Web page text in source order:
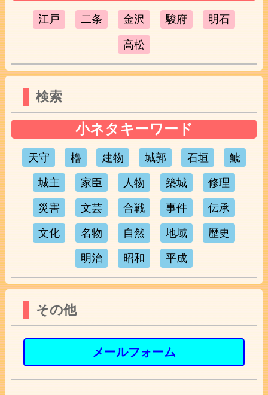
江戸 二条 金沢 駿府 明石
高松
検索
小ネタキーワード
天守 櫓 建物 城郭 石垣 鯱
城主 家臣 人物 築城 修理
災害 文芸 合戦 事件 伝承
文化 名物 自然 地域 歴史
明治 昭和 平成
その他
メールフォーム